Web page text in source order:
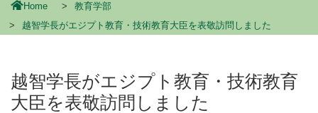
Home
教育学部
越智学長がエジプト教育・技術教育大臣を表敬訪問しました
越智学長がエジプト教育・技術教育
大臣を表敬訪問しました